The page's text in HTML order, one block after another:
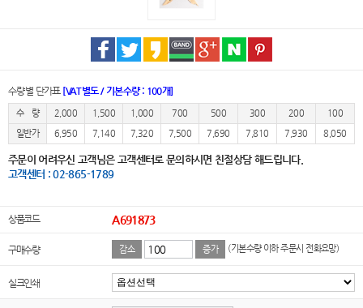
수량별 단가표 [VAT별도 / 기본수량 : 100개]
수 량 2,000 1,500 1,000 700 500 300 200
100
일반가
6,950 7,140 7,320 7,500 7,690 7,810 7,930 8,050
주문이 어려우신 고객님은 고객센터로 문의하시면 친절상담 해드립니다.
고객센터 : 02-865-1789
상품코드 A691873
구매수량 감소 증가 (기본수량 이하 주문시 전화요망)
실크인쇄